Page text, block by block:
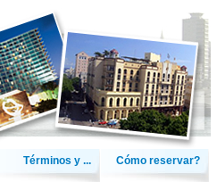
Términos y ... Cómo reservar?